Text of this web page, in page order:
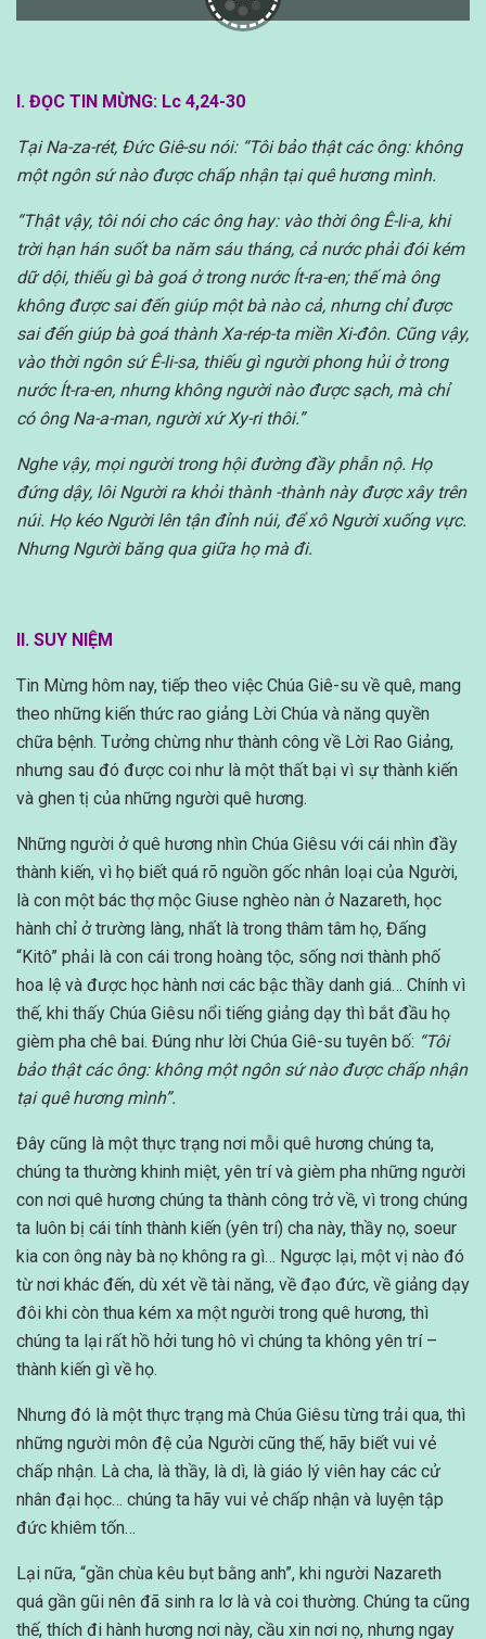
I. ĐỌC TIN MỪNG: Lc 4,24-30
Tại Na-za-rét, Đức Giê-su nói: “Tôi bảo thật các ông: không
một ngôn sứ nào được chấp nhận tại quê hương mình.
“Thật vậy, tôi nói cho các ông hay: vào thời ông Ê-li-a, khi
trời hạn hán suốt ba năm sáu tháng, cả nước phải đói kém
dữ dội, thiếu gì bà goá ở trong nước Ít-ra-en; thế mà ông
không được sai đến giúp một bà nào cả, nhưng chỉ được
sai đến giúp bà goá thành Xa-rép-ta miền Xi-đôn. Cũng vậy,
vào thời ngôn sứ Ê-li-sa, thiếu gì người phong hủi ở trong
nước Ít-ra-en, nhưng không người nào được sạch, mà chỉ
có ông Na-a-man, người xứ Xy-ri thôi.”
Nghe vậy, mọi người trong hội đường đầy phẫn nộ. Họ
đứng dậy, lôi Người ra khỏi thành -thành này được xây trên
núi. Họ kéo Người lên tận đỉnh núi, để xô Người xuống vực.
Nhưng Người băng qua giữa họ mà đi.
II. SUY NIỆM
Tin Mừng hôm nay, tiếp theo việc Chúa Giê-su về quê, mang
theo những kiến thức rao giảng Lời Chúa và năng quyền
chữa bệnh. Tưởng chừng như thành công về Lời Rao Giảng,
nhưng sau đó được coi như là một thất bại vì sự thành kiến
và ghen tị của những người quê hương.
Những người ở quê hương nhìn Chúa Giêsu với cái nhìn đầy
thành kiến, vì họ biết quá rõ nguồn gốc nhân loại của Người,
là con một bác thợ mộc Giuse nghèo nàn ở Nazareth, học
hành chỉ ở trường làng, nhất là trong thâm tâm họ, Đấng
“Kitô” phải là con cái trong hoàng tộc, sống nơi thành phố
hoa lệ và được học hành nơi các bậc thầy danh giá… Chính vì
thế, khi thấy Chúa Giêsu nổi tiếng giảng dạy thì bắt đầu họ
gièm pha chê bai. Đúng như lời Chúa Giê-su tuyên bố: “Tôi
bảo thật các ông: không một ngôn sứ nào được chấp nhận
tại quê hương mình”.
Đây cũng là một thực trạng nơi mỗi quê hương chúng ta,
chúng ta thường khinh miệt, yên trí và gièm pha những người
con nơi quê hương chúng ta thành công trở về, vì trong chúng
ta luôn bị cái tính thành kiến (yên trí) cha này, thầy nọ, soeur
kia con ông này bà nọ không ra gì… Ngược lại, một vị nào đó
từ nơi khác đến, dù xét về tài năng, về đạo đức, về giảng dạy
đôi khi còn thua kém xa một người trong quê hương, thì
chúng ta lại rất hồ hởi tung hô vì chúng ta không yên trí –
thành kiến gì về họ.
Nhưng đó là một thực trạng mà Chúa Giêsu từng trải qua, thì
những người môn đệ của Người cũng thế, hãy biết vui vẻ
chấp nhận. Là cha, là thầy, là dì, là giáo lý viên hay các cử
nhân đại học… chúng ta hãy vui vẻ chấp nhận và luyện tập
đức khiêm tốn…
Lại nữa, “gần chùa kêu bụt bằng anh”, khi người Nazareth
quá gần gũi nên đã sinh ra lơ là và coi thường. Chúng ta cũng
thế, thích đi hành hương nơi này, cầu xin nơi nọ, nhưng ngay